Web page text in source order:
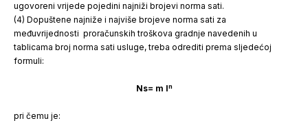
ugovoreni vrijede pojedini najniži brojevi norma sati.
(4) Dopuštene najniže i najviše brojeve norma sati za
međuvrijednosti proračunskih troškova gradnje navedenih u
tablicama broj norma sati usluge, treba odrediti prema sljedećoj
formuli:
Ns= m In
pri čemu je: